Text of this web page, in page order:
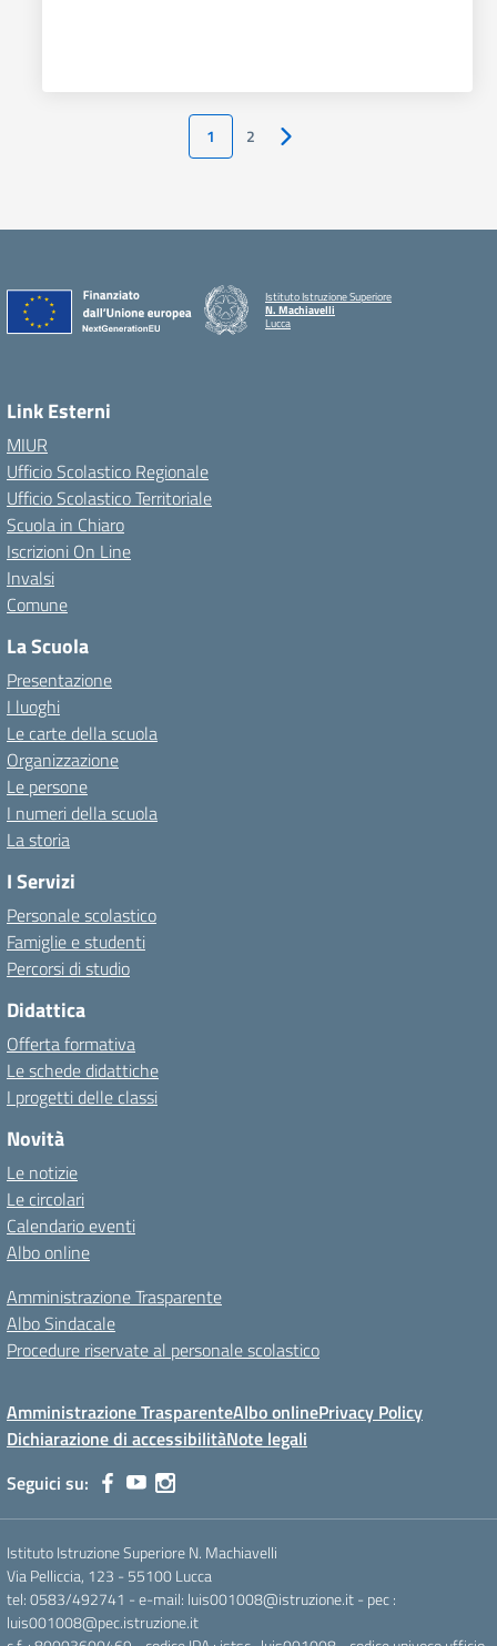
1 2 Pagina successiva
Istituto Istruzione Superiore
N. Machiavelli
Lucca
Link Esterni
MIUR
Ufficio Scolastico Regionale
Ufficio Scolastico Territoriale
Scuola in Chiaro
Iscrizioni On Line
Invalsi
Comune
La Scuola
Presentazione
I luoghi
Le carte della scuola
Organizzazione
Le persone
I numeri della scuola
La storia
I Servizi
Personale scolastico
Famiglie e studenti
Percorsi di studio
Didattica
Offerta formativa
Le schede didattiche
I progetti delle classi
Novità
Le notizie
Le circolari
Calendario eventi
Albo online
Amministrazione Trasparente
Albo Sindacale
Procedure riservate al personale scolastico
Amministrazione TrasparenteAlbo onlinePrivacy Policy
Dichiarazione di accessibilitàNote legali
Seguici su:
Istituto Istruzione Superiore N. Machiavelli
Via Pelliccia, 123 - 55100 Lucca
tel: 0583/492741 - e-mail: luis001008@istruzione.it - pec :
luis001008@pec.istruzione.it